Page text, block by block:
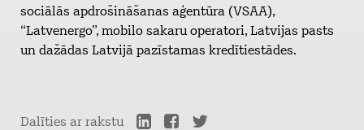
sociālās apdrošināšanas aģentūra (VSAA),
“Latvenergo”, mobilo sakaru operatori, Latvijas pasts
un dažādas Latvijā pazīstamas kredītiestādes.
Dalīties ar rakstu